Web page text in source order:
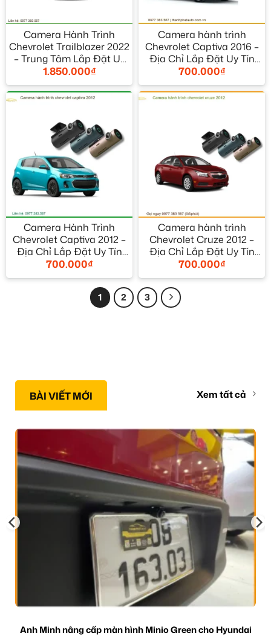
Camera Hành Trình
Chevrolet Trailblazer 2022
– Trung Tâm Lắp Đặt Uy
Tín TPHCM
1.850.000₫
Camera hành trình
Chevrolet Captiva 2016 –
Địa Chỉ Lắp Đặt Uy Tín
TPHCM
700.000₫
Camera Hành Trình
Chevrolet Captiva 2012 –
Địa Chỉ Lắp Đặt Uy Tín
TPHCM
700.000₫
Camera hành trình
Chevrolet Cruze 2012 –
Địa Chỉ Lắp Đặt Uy Tín
TPHCM
700.000₫
1 2 3
BÀI VIẾT MỚI Xem tất cả
Anh Minh nâng cấp màn hình Minio Green cho Hyundai